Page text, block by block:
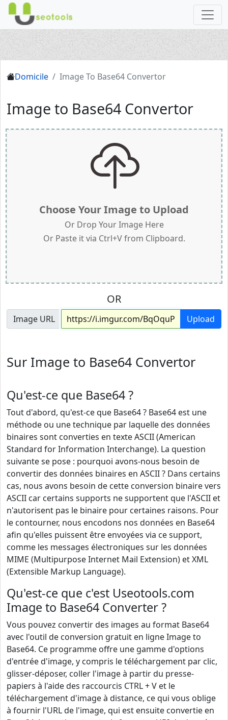
Domicile Image To Base64 Convertor
Image to Base64 Convertor
Choose Your Image to Upload
Or Drop Your Image Here
Or Paste it via Ctrl+V from Clipboard.
OR
Image URL Upload
Sur Image to Base64 Convertor
Qu'est-ce que Base64 ?
Tout d'abord, qu'est-ce que Base64 ? Base64 est une
méthode ou une technique par laquelle des données
binaires sont converties en texte ASCII (American
Standard for Information Interchange). La question
suivante se pose : pourquoi avons-nous besoin de
convertir des données binaires en ASCII ? Dans certains
cas, nous avons besoin de cette conversion binaire vers
ASCII car certains supports ne supportent que l'ASCII et
n'autorisent pas le binaire pour certaines raisons. Pour
le contourner, nous encodons nos données en Base64
afin qu'elles puissent être envoyées via ce support,
comme les messages électroniques sur les données
MIME (Multipurpose Internet Mail Extension) et XML
(Extensible Markup Language).
Qu'est-ce que c'est Useotools.com
Image to Base64 Converter ?
Vous pouvez convertir des images au format Base64
avec l'outil de conversion gratuit en ligne Image to
Base64. Ce programme offre une gamme d'options
d'entrée d'image, y compris le téléchargement par clic,
glisser-déposer, coller l'image à partir du presse-
papiers à l'aide des raccourcis CTRL + V et le
téléchargement d'image à distance, ce qui vous oblige
à fournir l'URL de l'image, qui est ensuite convertie en